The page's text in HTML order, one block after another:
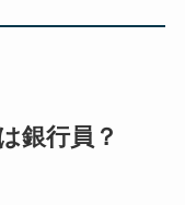
銀行員？